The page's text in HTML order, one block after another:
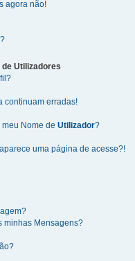
agora não!
?
Utilizadores
continuam erradas!
Nome de Utilizador?
uma página de acesse?!
minhas Mensagens?